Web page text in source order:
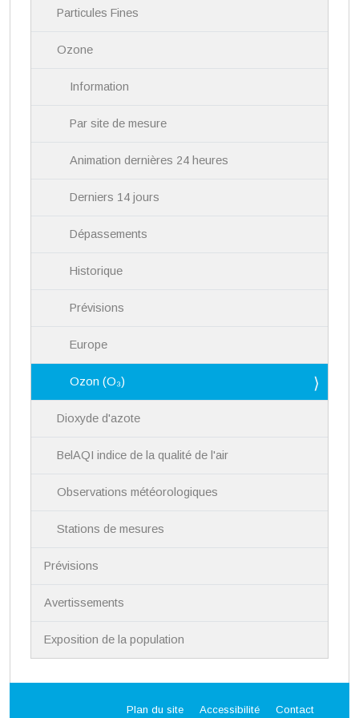
Particules Fines
Ozone
Information
Par site de mesure
Animation dernières 24 heures
Derniers 14 jours
Dépassements
Historique
Prévisions
Europe
Ozon (O₃)
Dioxyde d'azote
BelAQI indice de la qualité de l'air
Observations météorologiques
Stations de mesures
Prévisions
Avertissements
Exposition de la population
Plan du site Accessibilité Contact